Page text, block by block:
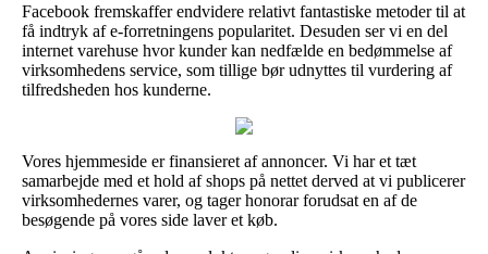
Facebook fremskaffer endvidere relativt fantastiske metoder til at
få indtryk af e-forretningens popularitet. Desuden ser vi en del
internet varehuse hvor kunder kan nedfælde en bedømmelse af
virksomhedens service, som tillige bør udnyttes til vurdering af
tilfredsheden hos kunderne.
Vores hjemmeside er finansieret af annoncer. Vi har et tæt
samarbejde med et hold af shops på nettet derved at vi publicerer
virksomhedernes varer, og tager honorar forudsat en af de
besøgende på vores side laver et køb.